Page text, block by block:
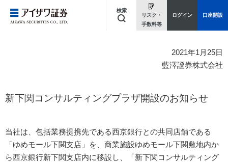
検索
リスク・
手数料等
ログイン 口座開設
2021年1月25日
藍澤證券株式会社
新下関コンサルティングプラザ開設のお知らせ
当社は、包括業務提携先である西京銀行との共同店舗である
「ゆめモール下関支店」を、商業施設ゆめモール下関敷地内か
ら西京銀行新下関支店内に移設し、「新下関コンサルティング